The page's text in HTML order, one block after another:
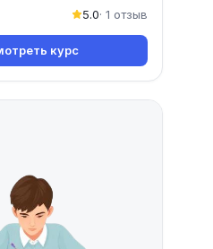
изу
5.0· 1 отзыв
курс